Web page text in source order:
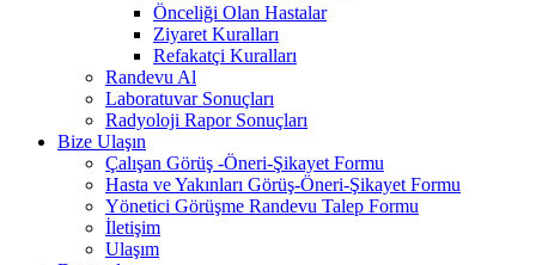
Önceliği Olan Hastalar
Ziyaret Kuralları
Refakatçi Kuralları
Randevu Al
Laboratuvar Sonuçları
Radyoloji Rapor Sonuçları
Bize Ulaşın
Çalışan Görüş -Öneri-Şikayet Formu
Hasta ve Yakınları Görüş-Öneri-Şikayet Formu
Yönetici Görüşme Randevu Talep Formu
İletişim
Ulaşım